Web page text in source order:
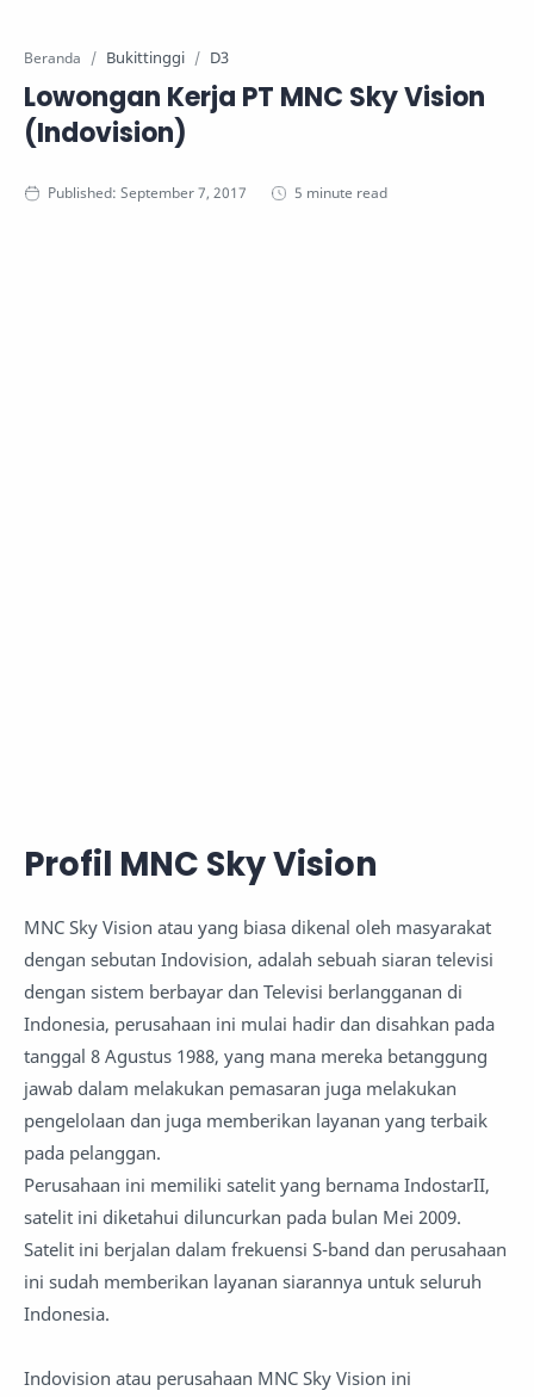
Beranda Bukittinggi D3
Lowongan Kerja PT MNC Sky Vision
(Indovision)
5 minute read
Profil MNC Sky Vision
MNC Sky Vision atau yang biasa dikenal oleh masyarakat
dengan sebutan Indovision, adalah sebuah siaran televisi
dengan sistem berbayar dan Televisi berlangganan di
Indonesia, perusahaan ini mulai hadir dan disahkan pada
tanggal 8 Agustus 1988, yang mana mereka betanggung
jawab dalam melakukan pemasaran juga melakukan
pengelolaan dan juga memberikan layanan yang terbaik
pada pelanggan.
Perusahaan ini memiliki satelit yang bernama IndostarII,
satelit ini diketahui diluncurkan pada bulan Mei 2009.
Satelit ini berjalan dalam frekuensi S-band dan perusahaan
ini sudah memberikan layanan siarannya untuk seluruh
Indonesia.
Indovision atau perusahaan MNC Sky Vision ini